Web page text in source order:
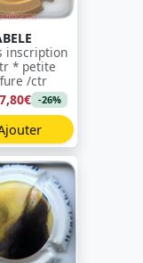
inscription
* petite
/ctr
-26%